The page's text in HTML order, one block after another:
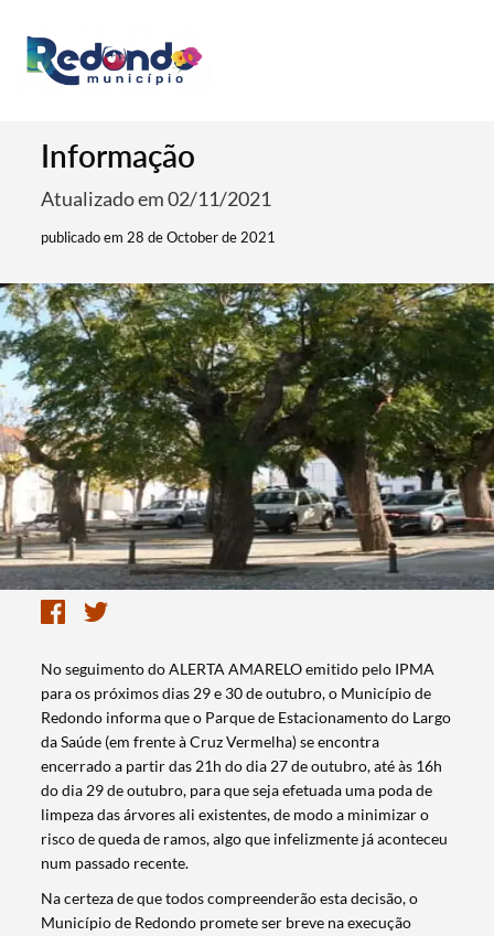
Informação
Atualizado em 02/11/2021
publicado em 28 de October de 2021
No seguimento do ALERTA AMARELO emitido pelo IPMA
para os próximos dias 29 e 30 de outubro, o Município de
Redondo informa que o Parque de Estacionamento do Largo
da Saúde (em frente à Cruz Vermelha) se encontra
encerrado a partir das 21h do dia 27 de outubro, até às 16h
do dia 29 de outubro, para que seja efetuada uma poda de
limpeza das árvores ali existentes, de modo a minimizar o
risco de queda de ramos, algo que infelizmente já aconteceu
num passado recente.
Na certeza de que todos compreenderão esta decisão, o
Município de Redondo promete ser breve na execução